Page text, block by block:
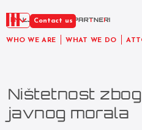
WHO WE ARE WHAT WE DO
EN Contact us
Ništetnost
javnog morala